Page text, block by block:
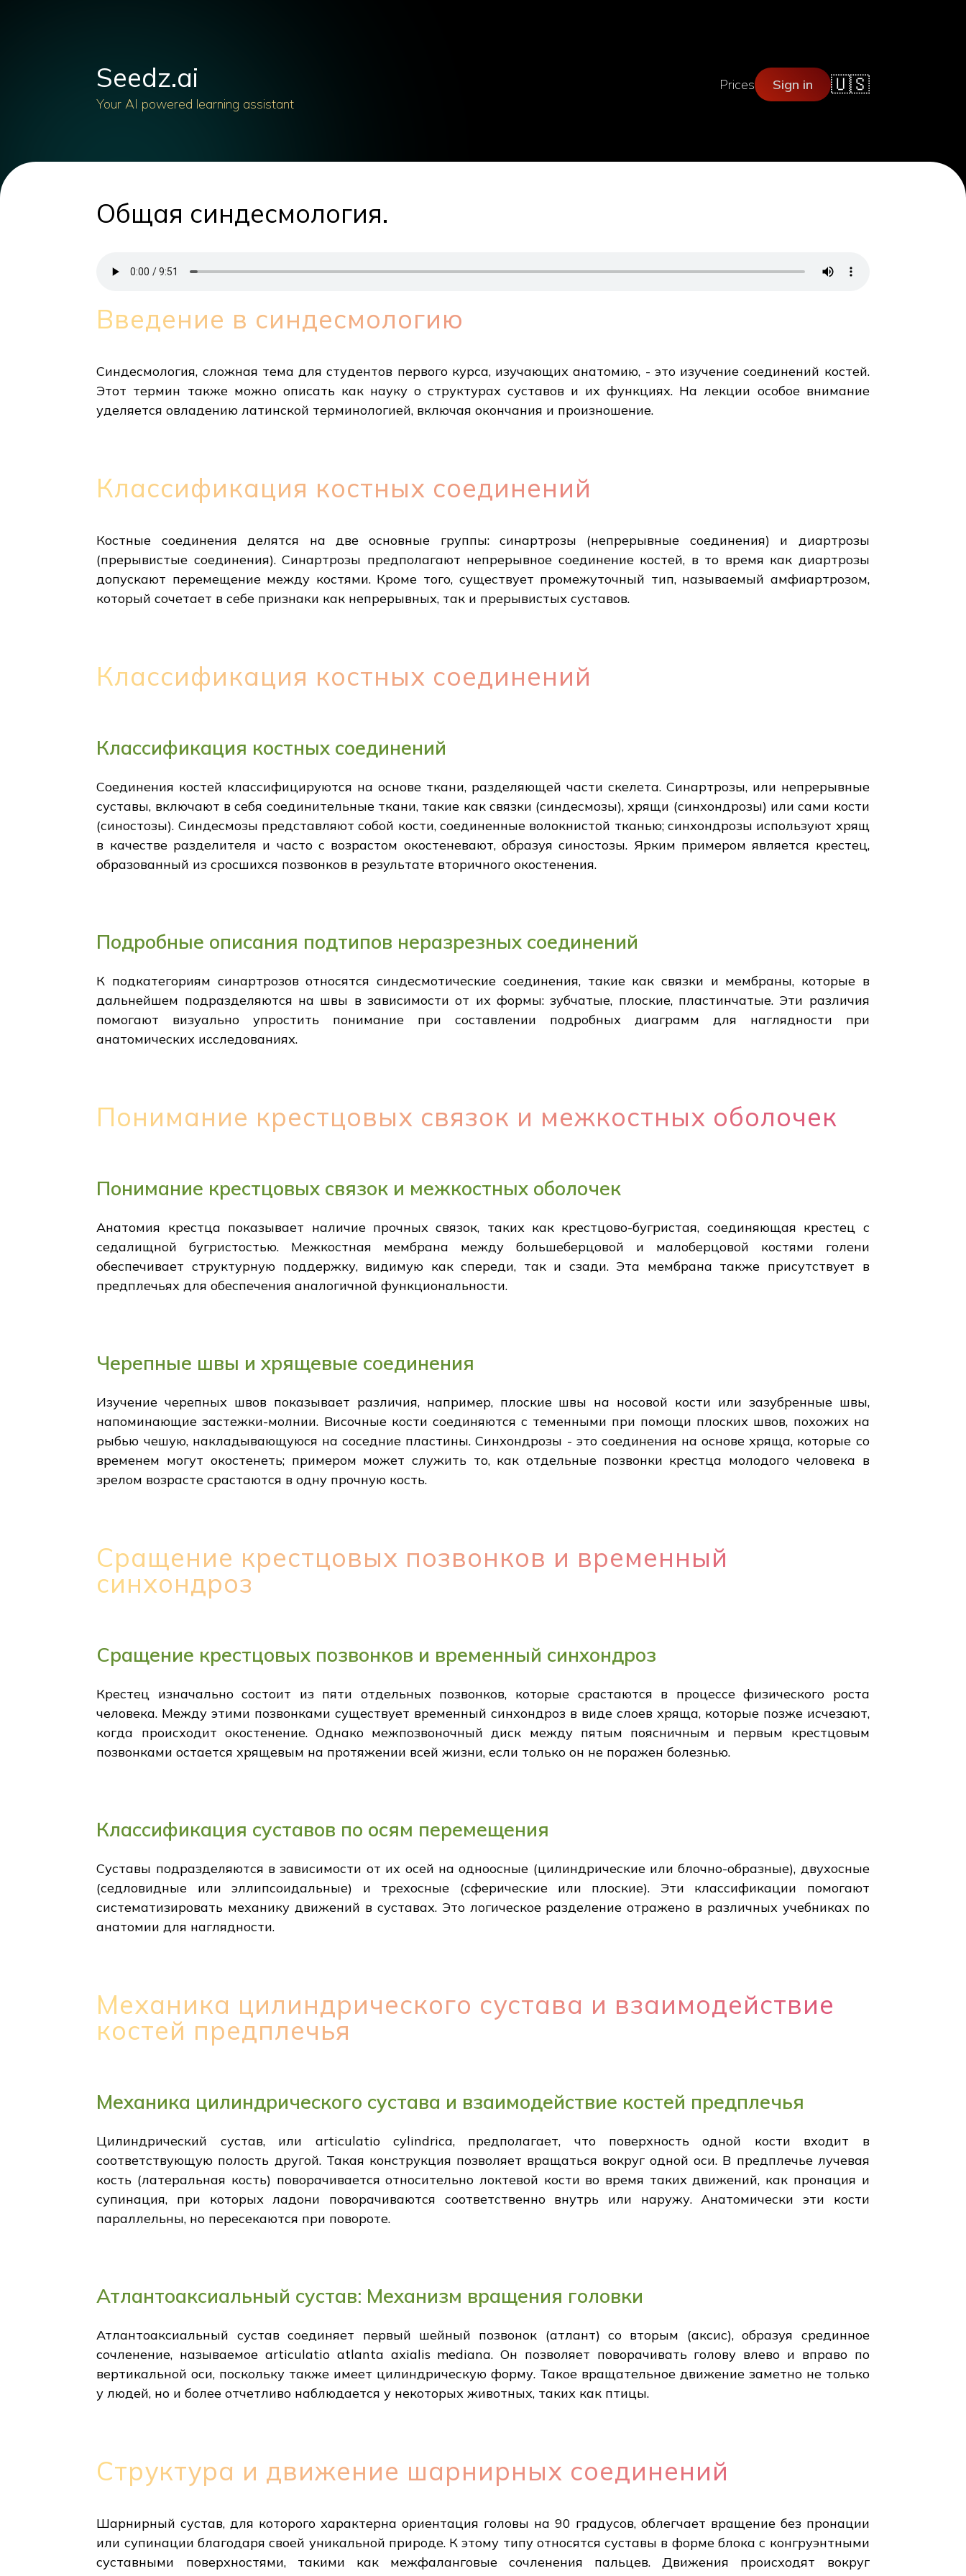
Seedz.ai
Your AI powered learning assistant
Prices Sign in 🇺🇸
Общая синдесмология.
Введение в синдесмологию
Синдесмология, сложная тема для студентов первого курса, изучающих анатомию, - это изучение соединений костей.
Этот термин также можно описать как науку о структурах суставов и их функциях. На лекции особое внимание
уделяется овладению латинской терминологией, включая окончания и произношение.
Классификация костных соединений
Костные соединения делятся на две основные группы: синартрозы (непрерывные соединения) и диартрозы
(прерывистые соединения). Синартрозы предполагают непрерывное соединение костей, в то время как диартрозы
допускают перемещение между костями. Кроме того, существует промежуточный тип, называемый амфиартрозом,
который сочетает в себе признаки как непрерывных, так и прерывистых суставов.
Классификация костных соединений
Классификация костных соединений
Соединения костей классифицируются на основе ткани, разделяющей части скелета. Синартрозы, или непрерывные
суставы, включают в себя соединительные ткани, такие как связки (синдесмозы), хрящи (синхондрозы) или сами кости
(синостозы). Синдесмозы представляют собой кости, соединенные волокнистой тканью; синхондрозы используют хрящ
в качестве разделителя и часто с возрастом окостеневают, образуя синостозы. Ярким примером является крестец,
образованный из сросшихся позвонков в результате вторичного окостенения.
Подробные описания подтипов неразрезных соединений
К подкатегориям синартрозов относятся синдесмотические соединения, такие как связки и мембраны, которые в
дальнейшем подразделяются на швы в зависимости от их формы: зубчатые, плоские, пластинчатые. Эти различия
помогают визуально упростить понимание при составлении подробных диаграмм для наглядности при
анатомических исследованиях.
Понимание крестцовых связок и межкостных оболочек
Понимание крестцовых связок и межкостных оболочек
Анатомия крестца показывает наличие прочных связок, таких как крестцово-бугристая, соединяющая крестец с
седалищной бугристостью. Межкостная мембрана между большеберцовой и малоберцовой костями голени
обеспечивает структурную поддержку, видимую как спереди, так и сзади. Эта мембрана также присутствует в
предплечьях для обеспечения аналогичной функциональности.
Черепные швы и хрящевые соединения
Изучение черепных швов показывает различия, например, плоские швы на носовой кости или зазубренные швы,
напоминающие застежки-молнии. Височные кости соединяются с теменными при помощи плоских швов, похожих на
рыбью чешую, накладывающуюся на соседние пластины. Синхондрозы - это соединения на основе хряща, которые со
временем могут окостенеть; примером может служить то, как отдельные позвонки крестца молодого человека в
зрелом возрасте срастаются в одну прочную кость.
Сращение крестцовых позвонков и временный
синхондроз
Сращение крестцовых позвонков и временный синхондроз
Крестец изначально состоит из пяти отдельных позвонков, которые срастаются в процессе физического роста
человека. Между этими позвонками существует временный синхондроз в виде слоев хряща, которые позже исчезают,
когда происходит окостенение. Однако межпозвоночный диск между пятым поясничным и первым крестцовым
позвонками остается хрящевым на протяжении всей жизни, если только он не поражен болезнью.
Классификация суставов по осям перемещения
Суставы подразделяются в зависимости от их осей на одноосные (цилиндрические или блочно-образные), двухосные
(седловидные или эллипсоидальные) и трехосные (сферические или плоские). Эти классификации помогают
систематизировать механику движений в суставах. Это логическое разделение отражено в различных учебниках по
анатомии для наглядности.
Механика цилиндрического сустава и взаимодействие
костей предплечья
Механика цилиндрического сустава и взаимодействие костей предплечья
Цилиндрический сустав, или articulatio cylindrica, предполагает, что поверхность одной кости входит в
соответствующую полость другой. Такая конструкция позволяет вращаться вокруг одной оси. В предплечье лучевая
кость (латеральная кость) поворачивается относительно локтевой кости во время таких движений, как пронация и
супинация, при которых ладони поворачиваются соответственно внутрь или наружу. Анатомически эти кости
параллельны, но пересекаются при повороте.
Атлантоаксиальный сустав: Механизм вращения головки
Атлантоаксиальный сустав соединяет первый шейный позвонок (атлант) со вторым (аксис), образуя срединное
сочленение, называемое articulatio atlanta axialis mediana. Он позволяет поворачивать голову влево и вправо по
вертикальной оси, поскольку также имеет цилиндрическую форму. Такое вращательное движение заметно не только
у людей, но и более отчетливо наблюдается у некоторых животных, таких как птицы.
Структура и движение шарнирных соединений
Шарнирный сустав, для которого характерна ориентация головы на 90 градусов, облегчает вращение без пронации
или супинации благодаря своей уникальной природе. К этому типу относятся суставы в форме блока с конгруэнтными
суставными поверхностями, такими как межфаланговые сочленения пальцев. Движения происходят вокруг